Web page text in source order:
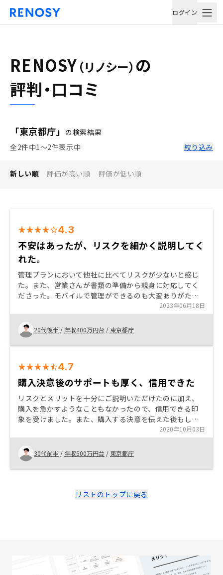
ログイン
RENOSY （リノシー） の
評判・口コミ
「東京都庁」 の検索結果
全2件中1〜2件表示中
絞り込み
新しい順 評価が高い順 評価が低い順
4.3
不安はあったが、リスクを細かく説明してく
れた。
管理プランにおいて他社に比べてリスクが少ないと感じ
た。また、営業さんが書類の準備から親身に対応してく
ださった。モバイルで管理ができるのも大変ありがた
い。ワンルームは出口戦略が課題だと思うがリノベーシ
ョンから販売までリノシーで一元的にやってもらえるこ
とにも惹かれた。
2023年06月18日
20代後半 / 年収400万円台 / 東京都庁
4.7
購入決意後のサポートも厚く、信用できた
リスクとメリットを十分にご説明いただけたのに加え、
購入を急かすようなこともなかったので、信用できる印
象を受けました。また、購入する決意を伝えた後もしっ
かりサポートいただけたので、非常に満足しています。
購入者を対象とした会員サービスの利用に、紙ベースの
パンフレット
2020年10月03日
30代前半 / 年収500万円台 / 東京都庁
リストのトップに戻る